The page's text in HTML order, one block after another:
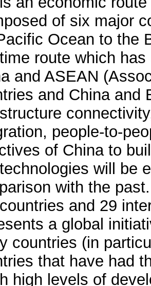
of six major
Ocean to the
route which
and ASEAN
and China and
people-to-
of China to
will be
with the
and 29
a global
countries (in
that have had
high levels of